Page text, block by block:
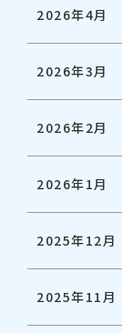
2026年4月
2026年3月
2026年2月
2026年1月
2025年12月
2025年11月